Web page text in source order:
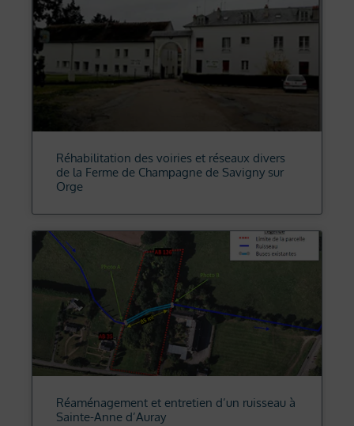
Réhabilitation des voiries et réseaux divers
de la Ferme de Champagne de Savigny sur
Orge
Réaménagement et entretien d’un ruisseau à
Sainte-Anne d’Auray